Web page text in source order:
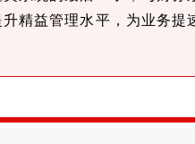
精益管理水平，为业务提